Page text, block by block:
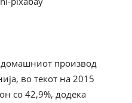
домашниот производ
во текот на 2015
со 42,9%, додека